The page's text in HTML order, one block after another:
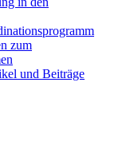
zum
und Beiträge